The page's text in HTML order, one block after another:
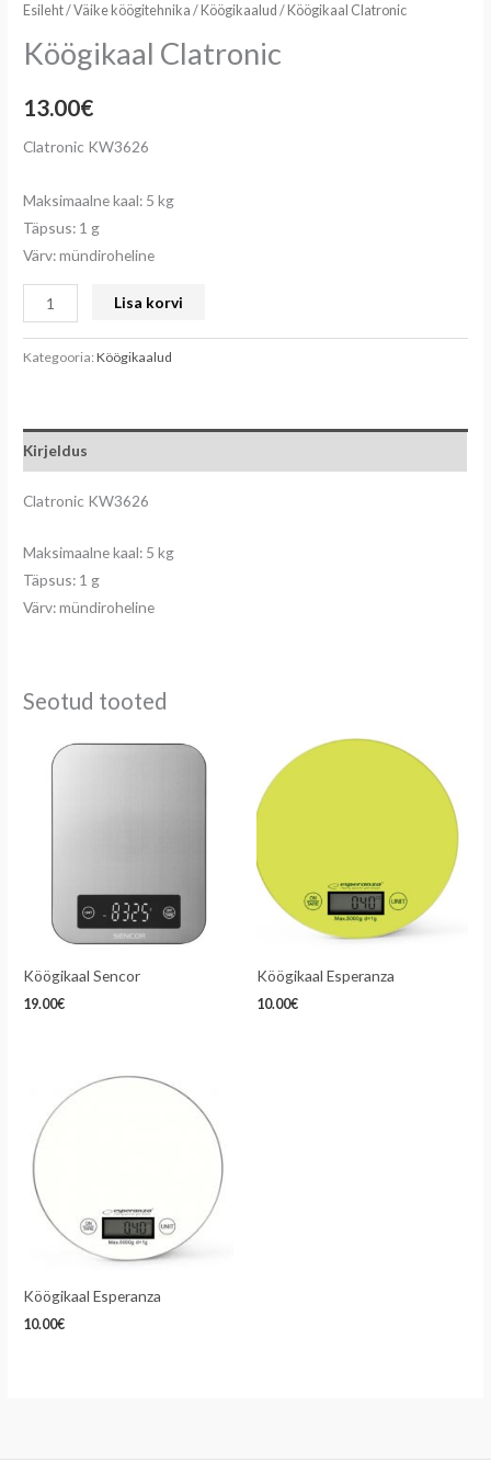
Esileht/Väike köögitehnika / Köögikaalud / Köögikaal Clatronic
Köögikaal Clatronic
13.00€
Clatronic KW3626
Maksimaalne kaal: 5 kg
Täpsus: 1 g
Värv: mündiroheline
Lisa korvi
Kategooria:Köögikaalud
Kirjeldus
Clatronic KW3626
Maksimaalne kaal: 5 kg
Täpsus: 1 g
Värv: mündiroheline
Seotud tooted
Köögikaal Sencor
19.00€
Köögikaal Esperanza
10.00€
Köögikaal Esperanza
10.00€